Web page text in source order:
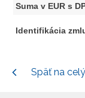
Suma v EUR s
Identifikácia
Späť na